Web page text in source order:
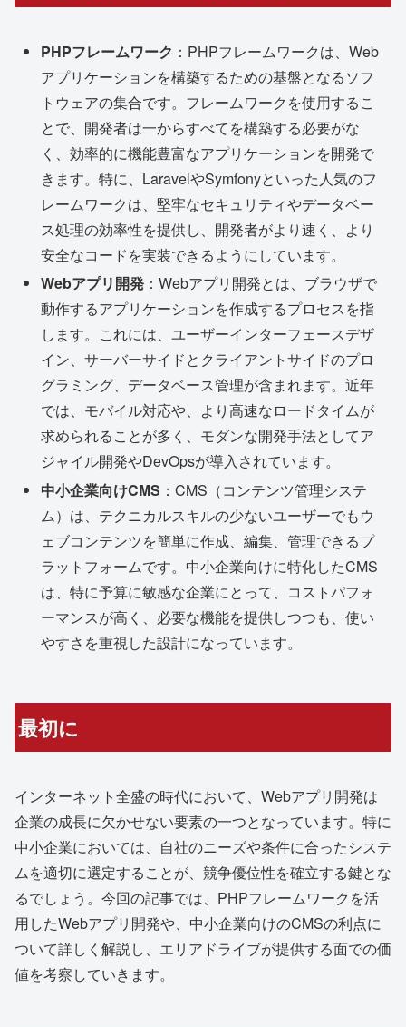
PHPフレームワーク ：PHPフレームワークは、Web
アプリケーションを構築するための基盤となるソフ
トウェアの集合です。フレームワークを使用するこ
とで、開発者は一からすべてを構築する必要がな
く、効率的に機能豊富なアプリケーションを開発で
きます。特に、LaravelやSymfonyといった人気のフ
レームワークは、堅牢なセキュリティやデータベー
ス処理の効率性を提供し、開発者がより速く、より
安全なコードを実装できるようにしています。
Webアプリ開発 ：Webアプリ開発とは、ブラウザで
動作するアプリケーションを作成するプロセスを指
します。これには、ユーザーインターフェースデザ
イン、サーバーサイドとクライアントサイドのプロ
グラミング、データベース管理が含まれます。近年
では、モバイル対応や、より高速なロードタイムが
求められることが多く、モダンな開発手法としてア
ジャイル開発やDevOpsが導入されています。
中小企業向けCMS ：CMS（コンテンツ管理システ
ム）は、テクニカルスキルの少ないユーザーでもウ
ェブコンテンツを簡単に作成、編集、管理できるプ
ラットフォームです。中小企業向けに特化したCMS
は、特に予算に敏感な企業にとって、コストパフォ
ーマンスが高く、必要な機能を提供しつつも、使い
やすさを重視した設計になっています。
最初に
インターネット全盛の時代において、Webアプリ開発は
企業の成長に欠かせない要素の一つとなっています。特に
中小企業においては、自社のニーズや条件に合ったシステ
ムを適切に選定することが、競争優位性を確立する鍵とな
るでしょう。今回の記事では、PHPフレームワークを活
用したWebアプリ開発や、中小企業向けのCMSの利点に
ついて詳しく解説し、エリアドライブが提供する面での価
値を考察していきます。